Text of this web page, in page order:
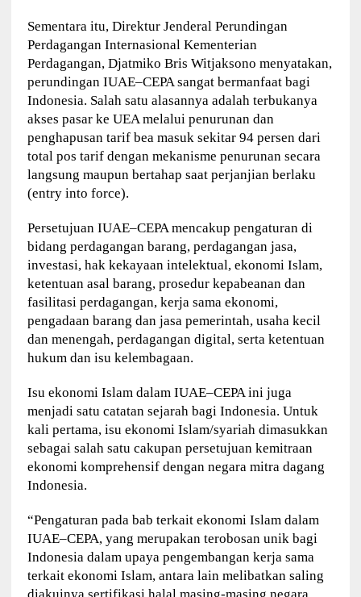
Sementara itu, Direktur Jenderal Perundingan
Perdagangan Internasional Kementerian
Perdagangan, Djatmiko Bris Witjaksono menyatakan,
perundingan IUAE–CEPA sangat bermanfaat bagi
Indonesia. Salah satu alasannya adalah terbukanya
akses pasar ke UEA melalui penurunan dan
penghapusan tarif bea masuk sekitar 94 persen dari
total pos tarif dengan mekanisme penurunan secara
langsung maupun bertahap saat perjanjian berlaku
(entry into force).
Persetujuan IUAE–CEPA mencakup pengaturan di
bidang perdagangan barang, perdagangan jasa,
investasi, hak kekayaan intelektual, ekonomi Islam,
ketentuan asal barang, prosedur kepabeanan dan
fasilitasi perdagangan, kerja sama ekonomi,
pengadaan barang dan jasa pemerintah, usaha kecil
dan menengah, perdagangan digital, serta ketentuan
hukum dan isu kelembagaan.
Isu ekonomi Islam dalam IUAE–CEPA ini juga
menjadi satu catatan sejarah bagi Indonesia. Untuk
kali pertama, isu ekonomi Islam/syariah dimasukkan
sebagai salah satu cakupan persetujuan kemitraan
ekonomi komprehensif dengan negara mitra dagang
Indonesia.
“Pengaturan pada bab terkait ekonomi Islam dalam
IUAE–CEPA, yang merupakan terobosan unik bagi
Indonesia dalam upaya pengembangan kerja sama
terkait ekonomi Islam, antara lain melibatkan saling